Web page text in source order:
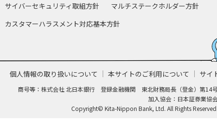
サイバーセキュリティ取組方針
マルチステークホルダー方針
カスタマーハラスメント対応基本方針
個人情報の取り扱いについて 本サイトのご利用について サイ
商号等：株式会社 北日本銀行 登録金融機関 東北財務局長（登金）第14
加入協会：日本証券業協
Copyright© Kita-Nippon Bank, Ltd. All Rights